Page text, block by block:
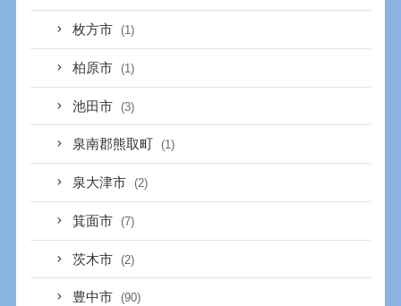
枚方市 (1)
柏原市 (1)
池田市 (3)
泉南郡熊取町 (1)
泉大津市 (2)
箕面市 (7)
茨木市 (2)
豊中市 (90)